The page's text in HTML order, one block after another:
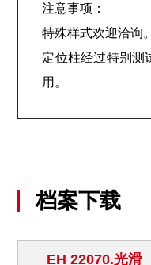
注意事项：
特殊样式欢迎洽询。
定位柱经过特别测
用。
档案下载